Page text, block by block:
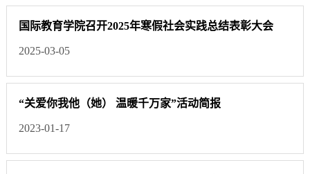
国际教育学院召开2025年寒假社会实践总结表彰大会
2025-03-05
“关爱你我他（她） 温暖千万家”活动简报
2023-01-17